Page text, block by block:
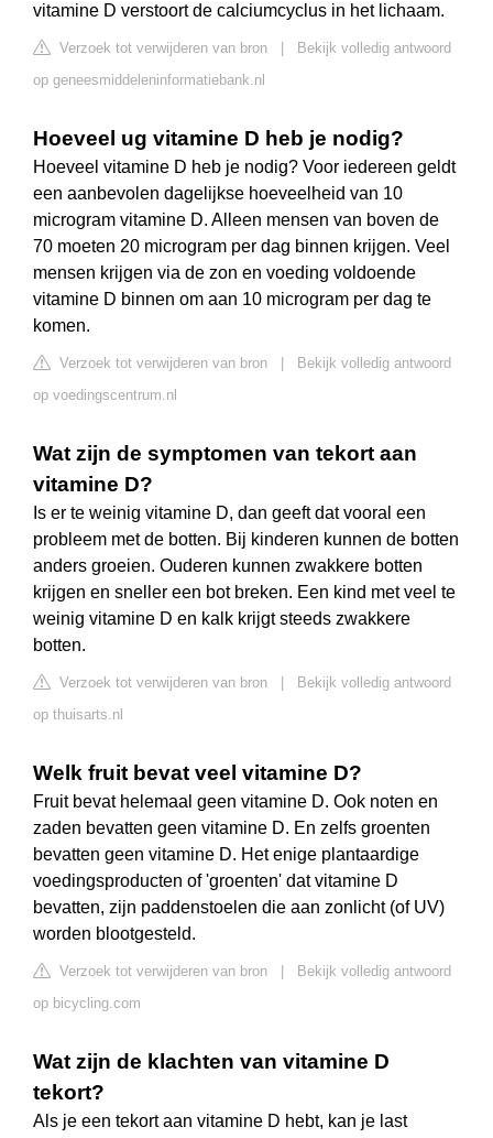
vitamine D verstoort de calciumcyclus in het lichaam.
Verzoek tot verwijderen van bron
Bekijk volledig antwoord
op geneesmiddeleninformatiebank.nl
Hoeveel ug vitamine D heb je nodig?
Hoeveel vitamine D heb je nodig? Voor iedereen geldt
een aanbevolen dagelijkse hoeveelheid van 10
microgram vitamine D. Alleen mensen van boven de
70 moeten 20 microgram per dag binnen krijgen. Veel
mensen krijgen via de zon en voeding voldoende
vitamine D binnen om aan 10 microgram per dag te
komen.
Verzoek tot verwijderen van bron
Bekijk volledig antwoord
op voedingscentrum.nl
Wat zijn de symptomen van tekort aan
vitamine D?
Is er te weinig vitamine D, dan geeft dat vooral een
probleem met de botten. Bij kinderen kunnen de botten
anders groeien. Ouderen kunnen zwakkere botten
krijgen en sneller een bot breken. Een kind met veel te
weinig vitamine D en kalk krijgt steeds zwakkere
botten.
Verzoek tot verwijderen van bron
Bekijk volledig antwoord
op thuisarts.nl
Welk fruit bevat veel vitamine D?
Fruit bevat helemaal geen vitamine D. Ook noten en
zaden bevatten geen vitamine D. En zelfs groenten
bevatten geen vitamine D. Het enige plantaardige
voedingsproducten of 'groenten' dat vitamine D
bevatten, zijn paddenstoelen die aan zonlicht (of UV)
worden blootgesteld.
Verzoek tot verwijderen van bron
Bekijk volledig antwoord
op bicycling.com
Wat zijn de klachten van vitamine D
tekort?
Als je een tekort aan vitamine D hebt, kan je last